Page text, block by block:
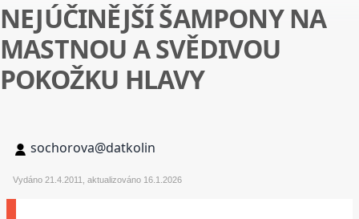
NEJÚČINĚJŠÍ ŠAMPONY NA
MASTNOU A SVĚDIVOU
POKOŽKU HLAVY
sochorova@datkolin
Vydáno 21.4.2011, aktualizováno 16.1.2026